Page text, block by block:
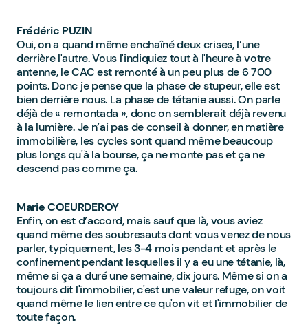
Frédéric PUZIN
Oui, on a quand même enchaîné deux crises, l’une
derrière l'autre. Vous l'indiquiez tout à l'heure à votre
antenne, le CAC est remonté à un peu plus de 6 700
points. Donc je pense que la phase de stupeur, elle est
bien derrière nous. La phase de tétanie aussi. On parle
déjà de « remontada », donc on semblerait déjà revenu
à la lumière. Je n’ai pas de conseil à donner, en matière
immobilière, les cycles sont quand même beaucoup
plus longs qu'à la bourse, ça ne monte pas et ça ne
descend pas comme ça.
Marie COEURDEROY
Enfin, on est d’accord, mais sauf que là, vous aviez
quand même des soubresauts dont vous venez de nous
parler, typiquement, les 3-4 mois pendant et après le
confinement pendant lesquelles il y a eu une tétanie, là,
même si ça a duré une semaine, dix jours. Même si on a
toujours dit l'immobilier, c'est une valeur refuge, on voit
quand même le lien entre ce qu'on vit et l'immobilier de
toute façon.